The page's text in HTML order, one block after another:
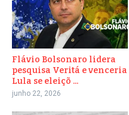
Flávio Bolsonaro lidera
pesquisa Veritá e venceria
Lula se eleiçõ ...
junho 22, 2026